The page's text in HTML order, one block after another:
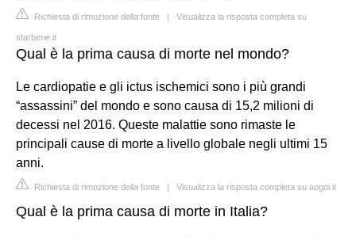
Richiesta di rimozione della fonte | Visualizza la risposta completa su
starbene.it
Qual è la prima causa di morte nel mondo?
Le cardiopatie e gli ictus ischemici sono i più grandi
“assassini” del mondo e sono causa di 15,2 milioni di
decessi nel 2016. Queste malattie sono rimaste le
principali cause di morte a livello globale negli ultimi 15
anni.
Richiesta di rimozione della fonte | Visualizza la risposta completa su aogoi.it
Qual è la prima causa di morte in Italia?